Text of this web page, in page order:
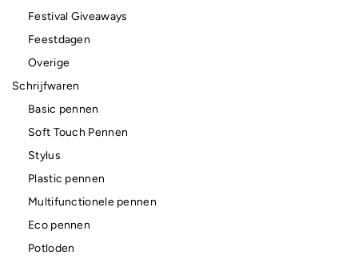
Festival Giveaways
Feestdagen
Overige
Schrijfwaren
Basic pennen
Soft Touch Pennen
Stylus
Plastic pennen
Multifunctionele pennen
Eco pennen
Potloden